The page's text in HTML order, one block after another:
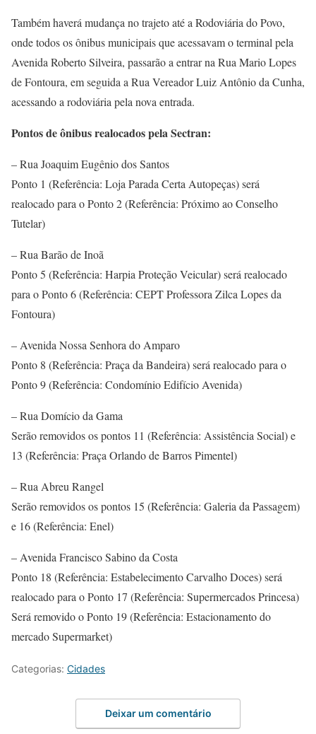
Também haverá mudança no trajeto até a Rodoviária do Povo,
onde todos os ônibus municipais que acessavam o terminal pela
Avenida Roberto Silveira, passarão a entrar na Rua Mario Lopes
de Fontoura, em seguida a Rua Vereador Luiz Antônio da Cunha,
acessando a rodoviária pela nova entrada.
Pontos de ônibus realocados pela Sectran:
– Rua Joaquim Eugênio dos Santos
Ponto 1 (Referência: Loja Parada Certa Autopeças) será
realocado para o Ponto 2 (Referência: Próximo ao Conselho
Tutelar)
– Rua Barão de Inoã
Ponto 5 (Referência: Harpia Proteção Veicular) será realocado
para o Ponto 6 (Referência: CEPT Professora Zilca Lopes da
Fontoura)
– Avenida Nossa Senhora do Amparo
Ponto 8 (Referência: Praça da Bandeira) será realocado para o
Ponto 9 (Referência: Condomínio Edifício Avenida)
– Rua Domício da Gama
Serão removidos os pontos 11 (Referência: Assistência Social) e
13 (Referência: Praça Orlando de Barros Pimentel)
– Rua Abreu Rangel
Serão removidos os pontos 15 (Referência: Galeria da Passagem)
e 16 (Referência: Enel)
– Avenida Francisco Sabino da Costa
Ponto 18 (Referência: Estabelecimento Carvalho Doces) será
realocado para o Ponto 17 (Referência: Supermercados Princesa)
Será removido o Ponto 19 (Referência: Estacionamento do
mercado Supermarket)
Categorias: Cidades
Deixar um comentário